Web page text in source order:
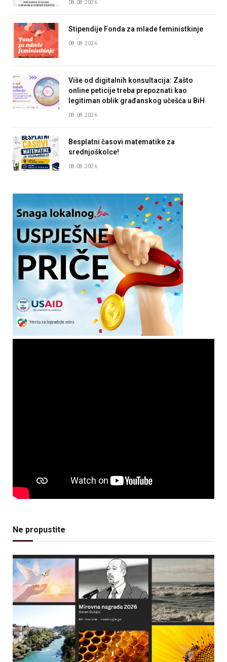
08.08.2026
Stipendije Fonda za mlade feministkinje
08.08.2026
Više od digitalnih konsultacija: Zašto
online peticije treba prepoznati kao
legitiman oblik građanskog učešća u BiH
08.08.2026
Besplatni časovi matematike za
srednjoškolce!
08.08.2026
Ne propustite